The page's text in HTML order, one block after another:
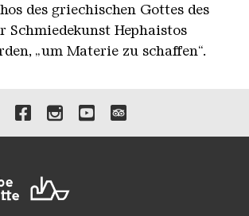
des griechischen Gottes des
Schmiedekunst Hephaistos
„um Materie zu schaffen“.
Verlinkungen zu unseren